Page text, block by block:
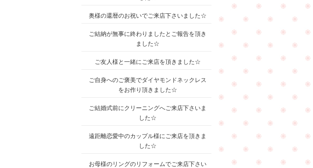
奥様の還暦のお祝いでご来店下さいました☆
ご結納が無事に終わりましたとご報告を頂き
ました☆
ご友人様と一緒にご来店を頂きました☆
ご自身へのご褒美でダイヤモンドネックレス
をお作り頂きました☆
ご結婚式前にクリーニングへご来店下さいま
した☆
遠距離恋愛中のカップル様にご来店を頂きま
した☆
お母様のリングのリフォームでご来店下さい